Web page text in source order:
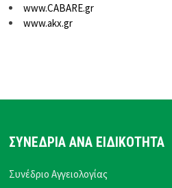
www.CABARE.gr
www.akx.gr
ΣΥΝΕΔΡΙΑ ΑΝΑ ΕΙΔΙΚΟΤΗΤΑ
Συνέδριο Αγγειολογίας